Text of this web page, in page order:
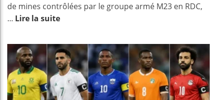
de mines contrôlées par le groupe armé M23 en RDC,
... Lire la suite